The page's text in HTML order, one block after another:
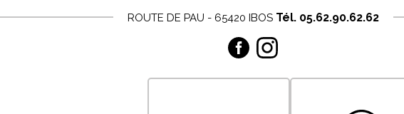
ROUTE DE PAU - 65420 IBOS Tél. 05.62.90.62.62